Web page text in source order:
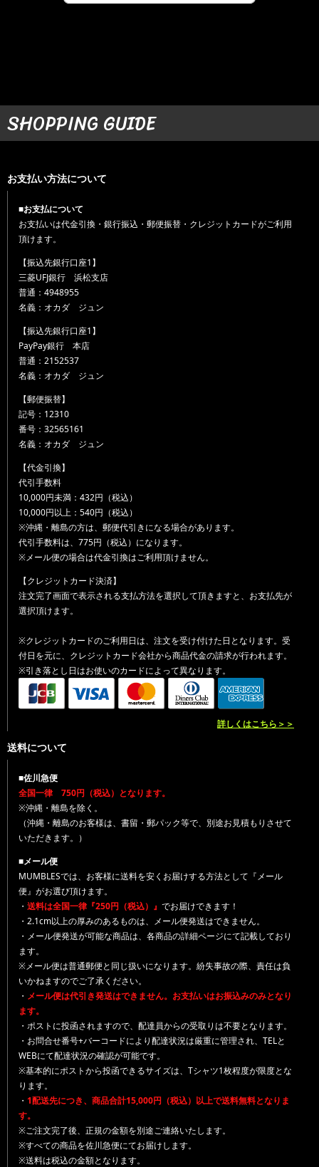
SHOPPING GUIDE
お支払い方法について
■お支払について
お支払いは代金引換・銀行振込・郵便振替・クレジットカードがご利用
頂けます。
【振込先銀行口座1】
三菱UFJ銀行 浜松支店
普通：4948955
名義：オカダ ジュン
【振込先銀行口座1】
PayPay銀行 本店
普通：2152537
名義：オカダ ジュン
【郵便振替】
記号：12310
番号：32565161
名義：オカダ ジュン
【代金引換】
代引手数料
10,000円未満：432円（税込）
10,000円以上：540円（税込）
※沖縄・離島の方は、郵便代引きになる場合があります。
代引手数料は、775円（税込）になります。
※メール便の場合は代金引換はご利用頂けません。
【クレジットカード決済】
注文完了画面で表示される支払方法を選択して頂きますと、お支払先が
選択頂けます。
※クレジットカードのご利用日は、注文を受け付けた日となります。受
付日を元に、クレジットカード会社から商品代金の請求が行われます。
※引き落とし日はお使いのカードによって異なります。
詳しくはこちら＞＞
送料について
■佐川急便
全国一律 750円（税込）となります。
※沖縄・離島を除く。
（沖縄・離島のお客様は、書留・郵パック等で、別途お見積もりさせて
いただきます。）
■メール便
MUMBLESでは、お客様に送料を安くお届けする方法として『メール
便』がお選び頂けます。
・ 送料は全国一律『250円（税込）』 でお届けできます！
・2.1cm以上の厚みのあるものは、メール便発送はできません。
・メール便発送が可能な商品は、各商品の詳細ページにて記載しており
ます。
※メール便は普通郵便と同じ扱いになります。紛失事故の際、責任は負
いかねますのでご了承ください。
・ メール便は代引き発送はできません。お支払いはお振込みのみとなり
ます。
・ポストに投函されますので、配達員からの受取りは不要となります。
・お問合せ番号+バーコードにより配達状況は厳重に管理され、TELと
WEBにて配達状況の確認が可能です。
※基本的にポストから投函できるサイズは、Tシャツ1枚程度が限度とな
ります。
・ 1配送先につき、商品合計15,000円（税込）以上で送料無料となりま
す。
※ご注文完了後、正規の金額を別途ご連絡いたします。
※すべての商品を佐川急便にてお届けします。
※送料は税込の金額となります。